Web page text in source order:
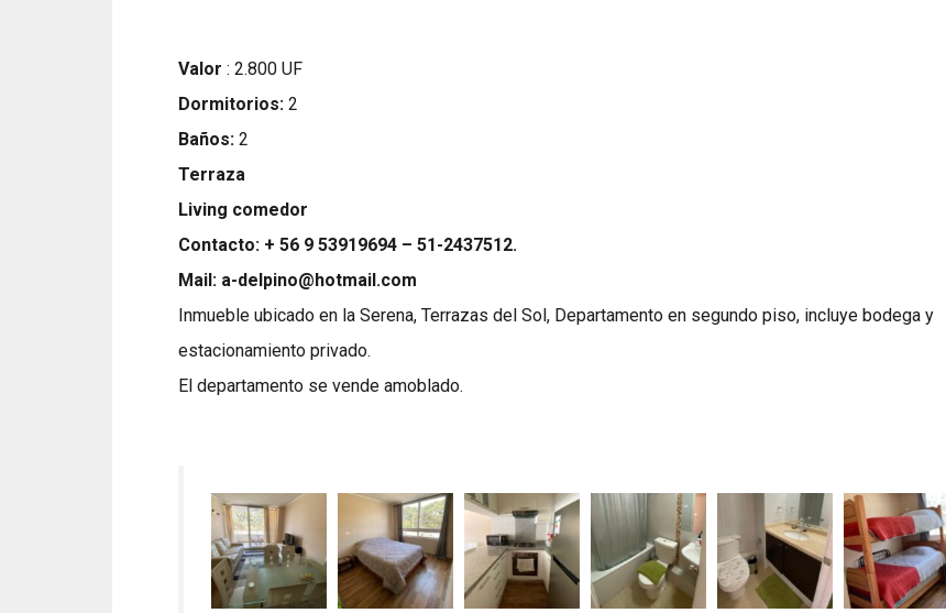
Valor : 2.800 UF
Dormitorios: 2
Baños: 2
Terraza
Living comedor
Contacto: + 56 9 53919694 – 51-2437512.
Mail: a-delpino@hotmail.com
Inmueble ubicado en la Serena, Terrazas del Sol, Departamento en segundo piso, incluye bodega y
estacionamiento privado.
El departamento se vende amoblado.